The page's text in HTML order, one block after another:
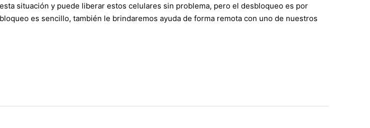
situación y puede liberar estos celulares sin problema, pero el desbloqueo es por
es sencillo, también le brindaremos ayuda de forma remota con uno de nuestros